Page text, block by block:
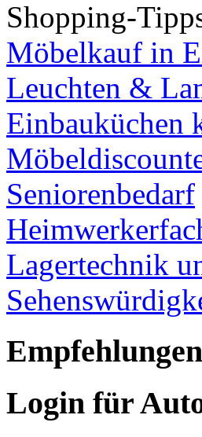
Shopping-
Möbelkauf in
Leuchten &
Einbauküchen
Seniorenbedarf
Lagertechnik
Empfehlungen
Login für